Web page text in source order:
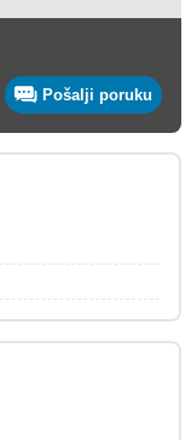
Pošalji poruku